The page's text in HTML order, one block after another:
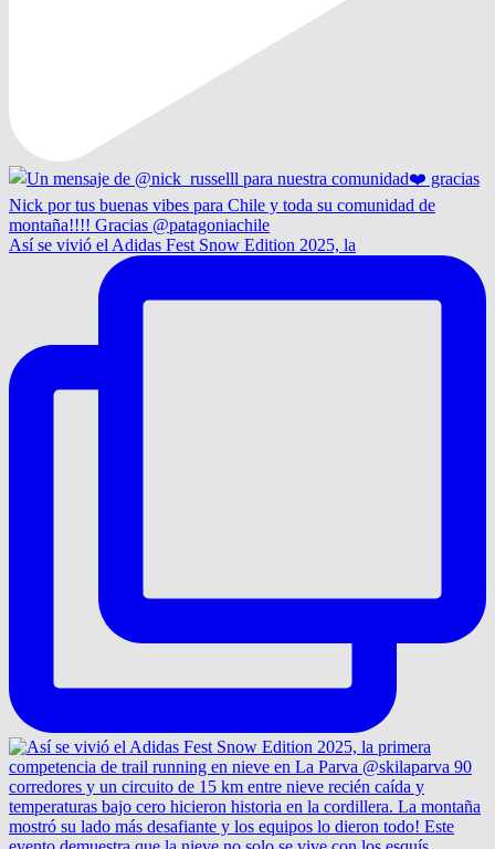
Así se vivió el Adidas Fest Snow Edition 2025, la